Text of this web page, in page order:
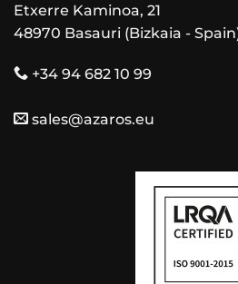
Etxerre Kaminoa, 21
48970 Basauri (Bizkaia -
+34 94 682 10 99
sales@azaros.eu